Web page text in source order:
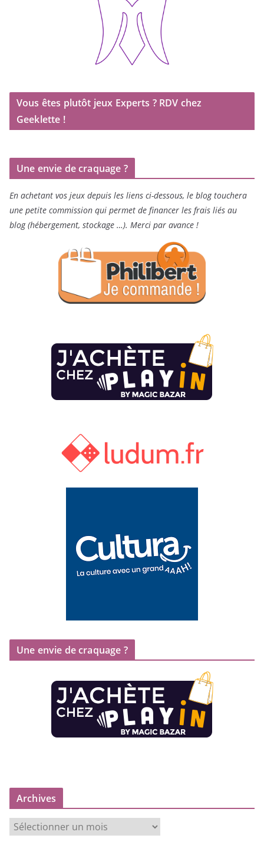
Vous êtes plutôt jeux Experts ? RDV chez
Geeklette !
Une envie de craquage ?
En achetant vos jeux depuis les liens ci-dessous, le blog touchera
une petite commission qui permet de financer les frais liés au
blog (hébergement, stockage …). Merci par avance !
Une envie de craquage ?
Archives